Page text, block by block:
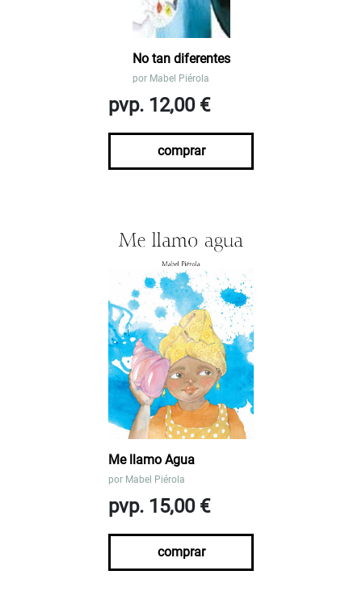
No tan diferentes
por Mabel Piérola
pvp. 12,00 €
comprar
Me llamo Agua
por Mabel Piérola
pvp. 15,00 €
comprar